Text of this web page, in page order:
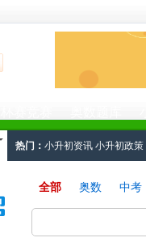
全部 奥数 中考
热门： 小升初资讯 小升初政策